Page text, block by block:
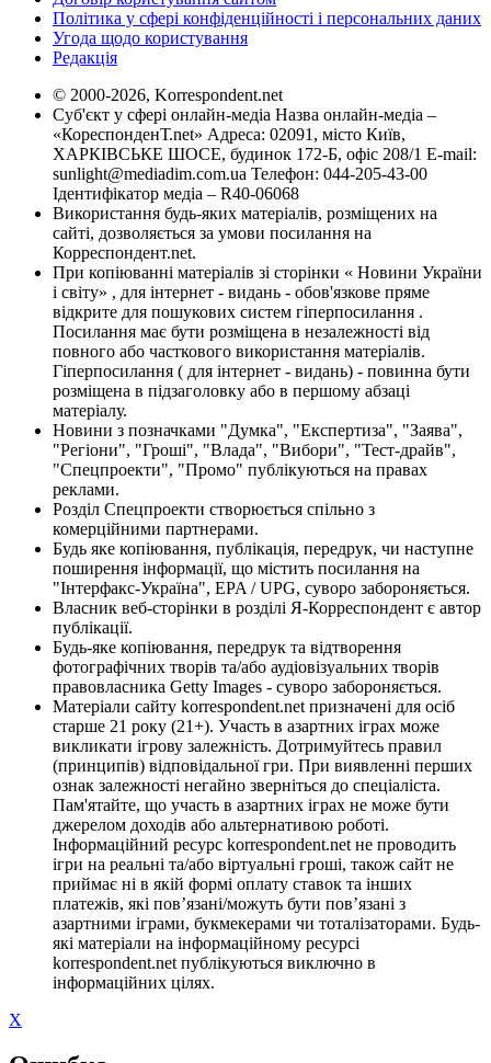
Політика у сфері конфіденційності і персональних даних
Угода щодо користування
Редакція
© 2000-2026, Korrespondent.net
Суб'єкт у сфері онлайн-медіа Назва онлайн-медіа –
«КореспонденТ.net» Адреса: 02091, місто Київ,
ХАРКІВСЬКЕ ШОСЕ, будинок 172-Б, офіс 208/1 E-mail:
sunlight@mediadim.com.ua Телефон: 044-205-43-00
Ідентифікатор медіа – R40-06068
Використання будь-яких матеріалів, розміщених на
сайті, дозволяється за умови посилання на
Корреспондент.net.
При копіюванні матеріалів зі сторінки « Новини України
і світу» , для інтернет - видань - обов'язкове пряме
відкрите для пошукових систем гіперпосилання .
Посилання має бути розміщена в незалежності від
повного або часткового використання матеріалів.
Гіперпосилання ( для інтернет - видань) - повинна бути
розміщена в підзаголовку або в першому абзаці
матеріалу.
Новини з позначками "Думка", "Експертиза", "Заява",
"Регіони", "Гроші", "Влада", "Вибори", "Тест-драйв",
"Спецпроекти", "Промо" публікуються на правах
реклами.
Розділ Спецпроекти створюється спільно з
комерційними партнерами.
Будь яке копіювання, публікація, передрук, чи наступне
поширення інформації, що містить посилання на
"Інтерфакс-Україна", EPA / UPG, суворо забороняється.
Власник веб-сторінки в розділі Я-Корреспондент є автор
публікації.
Будь-яке копіювання, передрук та відтворення
фотографічних творів та/або аудіовізуальних творів
правовласника Getty Images - суворо забороняється.
Матеріали сайту korrespondent.net призначені для осіб
старше 21 року (21+). Участь в азартних іграх може
викликати ігрову залежність. Дотримуйтесь правил
(принципів) відповідальної гри. При виявленні перших
ознак залежності негайно зверніться до спеціаліста.
Пам'ятайте, що участь в азартних іграх не може бути
джерелом доходів або альтернативою роботі.
Інформаційний ресурс korrespondent.net не проводить
ігри на реальні та/або віртуальні гроші, також сайт не
приймає ні в якій формі оплату ставок та інших
платежів, які пов’язані/можуть бути пов’язані з
азартними іграми, букмекерами чи тоталізаторами. Будь-
які матеріали на інформаційному ресурсі
korrespondent.net публікуються виключно в
інформаційних цілях.
X